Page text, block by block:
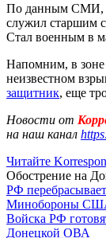
По данным СМИ,
служил старшим
Стал военным в
Напомним, в
неизвестном
защитник, еще
Новости от
на наш канал
Читайте
Обострение на
РФ
Минобороны
Войска РФ
Донецкой ОВА